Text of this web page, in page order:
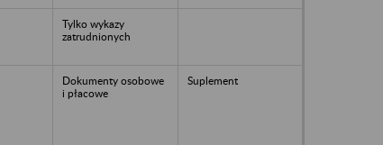
Tylko wykazy
zatrudnionych
Dokumenty osobowe
i płacowe
Suplement